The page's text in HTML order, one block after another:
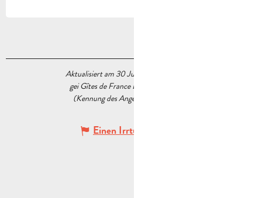
Aktualisiert am 30 Juni 2026 Um 10:09
gei Gîtes de France Bouches du Rhône
(Kennung des Angebots :
Einen Irrtum angeben